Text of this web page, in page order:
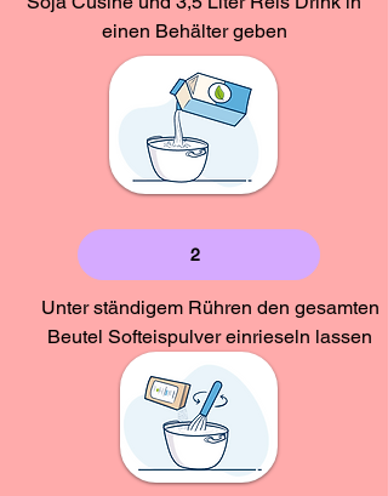
- davon Zucker 2,93 g
Eiweiß
- davon Zucker
g
einen Behälter geben
2
Unter ständigem Rühren den gesamten
Beutel Softeispulver einrieseln lassen